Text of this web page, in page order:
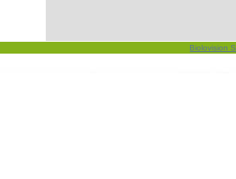
Biolovision